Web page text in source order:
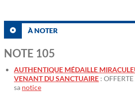
À NOTER
NOTE 105
AUTHENTIQUE MÉDAILLE
VENANT DU SANCTUAIRE :
sa notice